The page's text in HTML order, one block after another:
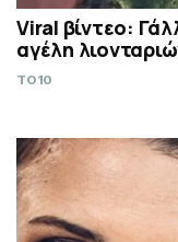
Viral βίντεο:
αγέλη
TO10